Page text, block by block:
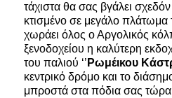
τάχιστα θα σας βγάλει
κτισμένο σε μεγάλο πλάτωμα
χωράει όλος ο Αργολικός
ξενοδοχείου η καλύτερη
του παλιού ‘’ Ρωμέικου
κεντρικό δρόμο και το
μπροστά στα πόδια σας